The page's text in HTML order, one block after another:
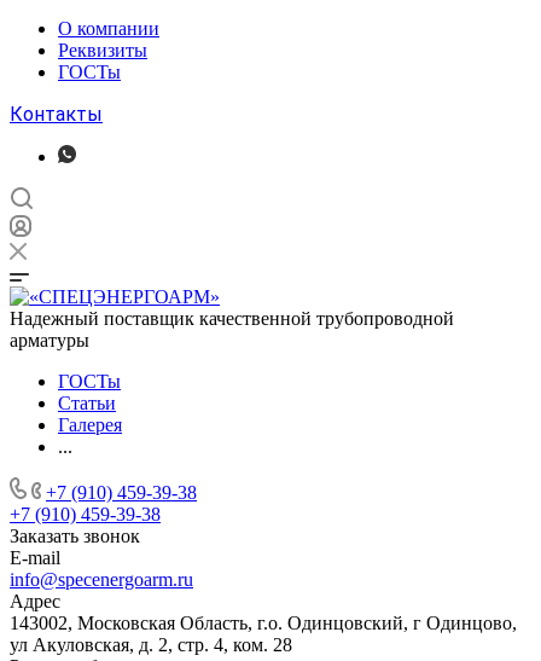
О компании
Реквизиты
ГОСТы
Контакты
Надежный поставщик качественной трубопроводной
арматуры
ГОСТы
Статьи
Галерея
...
+7 (910) 459-39-38
+7 (910) 459-39-38
Заказать звонок
E-mail
info@specenergoarm.ru
Адрес
143002, Московская Область, г.о. Одинцовский, г Одинцово,
ул Акуловская, д. 2, стр. 4, ком. 28